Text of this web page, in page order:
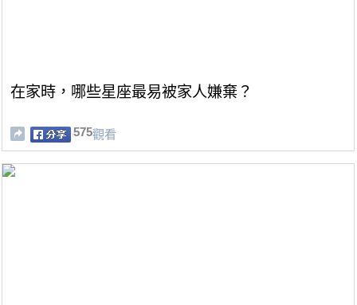
在家時，哪些星座最易被家人嫌棄？
575觀看